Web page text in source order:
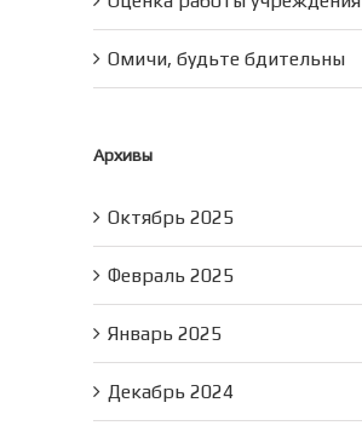
Омичи, будьте бдительны
Архивы
Октябрь 2025
Февраль 2025
Январь 2025
Декабрь 2024